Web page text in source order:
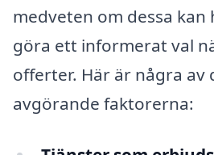
medveten om dessa kan
göra ett informerat val
offerter. Här är några av
avgörande faktorerna: